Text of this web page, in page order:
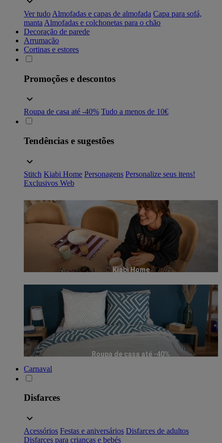
Ver tudo Almofadas e capas de almofada Capa para sofá,
manta Almofadas e colchonetas para o chão
Decoração de parede
Arrumação
Cortinas e estores
Promoções e descontos
Roupa de casa até -40% Tudo a menos de 10€
Tendências e sugestões
Stitch Kiabi Home Personagens Personalize seus itens!
Exclusivos Web
Kiabi Home
Roupa de casa até -40%
Carnaval
Disfarces
Acessórios Festas e aniversários Disfarces de adultos
Disfarces para crianças e bebés